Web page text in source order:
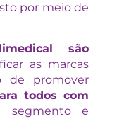
por meio de
são
as marcas
de promover
todos com
segmento e